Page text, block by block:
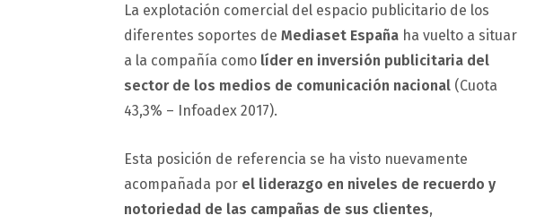
La explotación comercial del espacio publicitario de los
diferentes soportes de Mediaset España ha vuelto a situar
a la compañía como líder en inversión publicitaria del
sector de los medios de comunicación nacional (Cuota
43,3% – Infoadex 2017).
Esta posición de referencia se ha visto nuevamente
acompañada por el liderazgo en niveles de recuerdo y
notoriedad de las campañas de sus clientes,